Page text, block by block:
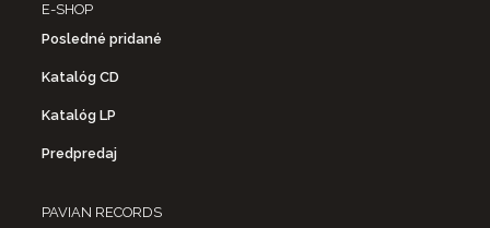
E-SHOP
Posledné pridané
Katalóg CD
Katalóg LP
Predpredaj
PAVIAN RECORDS